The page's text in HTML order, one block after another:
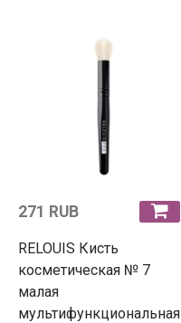
271 RUB
RELOUIS Кисть
косметическая № 7
малая
мультифункциональная